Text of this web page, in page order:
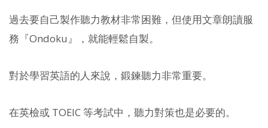
過去要自己製作聽力教材非常困難，但使用文章朗讀服
務『Ondoku』，就能輕鬆自製。
對於學習英語的人來說，鍛鍊聽力非常重要。
在英檢或 TOEIC 等考試中，聽力對策也是必要的。